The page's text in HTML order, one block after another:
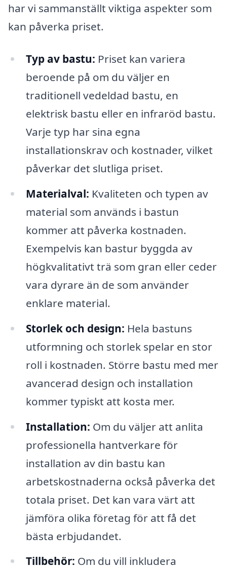
har vi sammanställt viktiga aspekter som
kan påverka priset.
Typ av bastu: Priset kan variera
beroende på om du väljer en
traditionell vedeldad bastu, en
elektrisk bastu eller en infraröd bastu.
Varje typ har sina egna
installationskrav och kostnader, vilket
påverkar det slutliga priset.
Materialval: Kvaliteten och typen av
material som används i bastun
kommer att påverka kostnaden.
Exempelvis kan bastur byggda av
högkvalitativt trä som gran eller ceder
vara dyrare än de som använder
enklare material.
Storlek och design: Hela bastuns
utformning och storlek spelar en stor
roll i kostnaden. Större bastu med mer
avancerad design och installation
kommer typiskt att kosta mer.
Installation: Om du väljer att anlita
professionella hantverkare för
installation av din bastu kan
arbetskostnaderna också påverka det
totala priset. Det kan vara värt att
jämföra olika företag för att få det
bästa erbjudandet.
Tillbehör: Om du vill inkludera